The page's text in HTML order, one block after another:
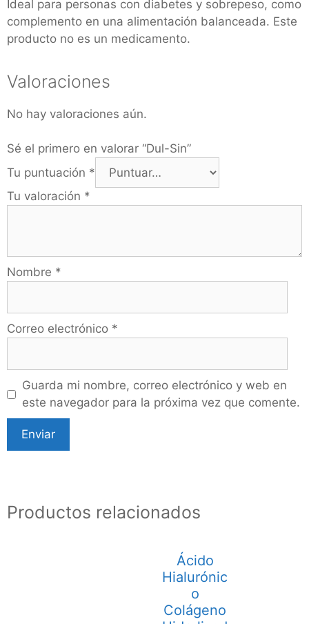
Ideal para personas con diabetes y sobrepeso, como
complemento en una alimentación balanceada. Este
producto no es un medicamento.
Valoraciones
No hay valoraciones aún.
Sé el primero en valorar “Dul-Sin”
Tu puntuación *
Tu valoración *
Nombre *
Correo electrónico *
Guarda mi nombre, correo electrónico y web en
este navegador para la próxima vez que comente.
Productos relacionados
Ácido
Hialurónic
o
Colágeno